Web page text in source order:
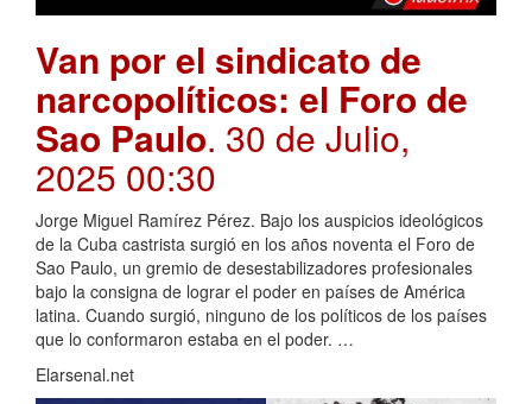
Van por el sindicato de
narcopolíticos: el Foro de
Sao Paulo. 30 de Julio,
2025 00:30
Jorge Miguel Ramírez Pérez. Bajo los auspicios ideológicos
de la Cuba castrista surgió en los años noventa el Foro de
Sao Paulo, un gremio de desestabilizadores profesionales
bajo la consigna de lograr el poder en países de América
latina. Cuando surgió, ninguno de los políticos de los países
que lo conformaron estaba en el poder. …
Elarsenal.net